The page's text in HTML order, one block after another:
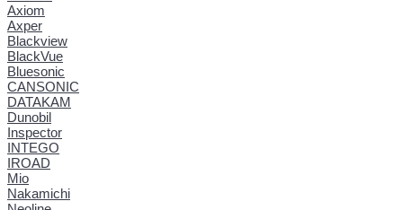
Axiom
Axper
Blackview
BlackVue
Bluesonic
CANSONIC
DATAKAM
Dunobil
Inspector
INTEGO
IROAD
Mio
Nakamichi